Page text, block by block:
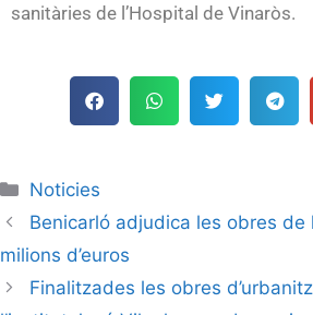
sanitàries de l’Hospital de Vinaròs.
Noticies
Benicarló adjudica les obres de
milions d’euros
Finalitzades les obres